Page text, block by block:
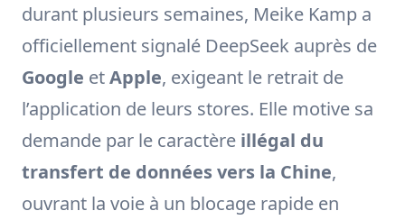
durant plusieurs semaines, Meike Kamp a
officiellement signalé DeepSeek auprès de
Google etApple, exigeant le retrait de
l’application de leurs stores. Elle motive sa
demande par le caractère illégal du
transfert de données vers la Chine,
ouvrant la voie à un blocage rapide en